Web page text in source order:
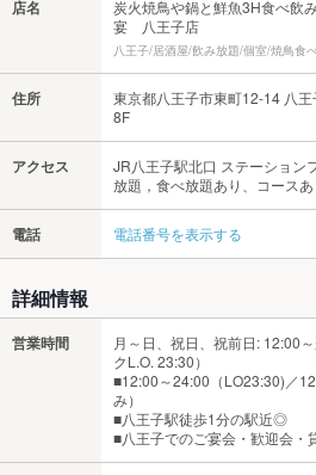
店名
炭火焼鳥や鍋と鮮魚3H食べ
宴 八王子店
八王子/居酒屋/飲み放題/個室/焼鳥食
住所
東京都八王子市東町12-14 八
8F
アクセス
JR八王子駅北口 ステーショ
放題，食べ放題あり、コース
電話 電話番号を表示する
詳細情報
営業時間
月～日、祝日、祝前日: 12:00
クL.O. 23:30）
■12:00～24:00（LO23:30)／
み）
■八王子駅徒歩1分の駅近◎
■八王子でのご宴会・歓迎会・